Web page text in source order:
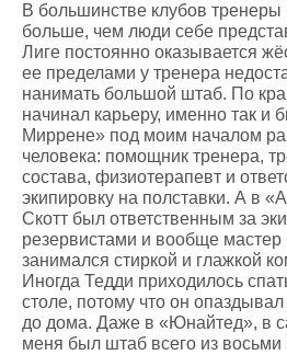
В большинстве клубов тренеры
больше, чем люди себе
Лиге постоянно оказывается
ее пределами у тренера
нанимать большой штаб. По
начинал карьеру, именно так и
Миррене» под моим началом
человека: помощник тренера,
состава, физиотерапевт и
экипировку на полставки. А в
Скотт был ответственным за
резервистами и вообще
занимался стиркой и глажкой
Иногда Тедди приходилось
столе, потому что он
до дома. Даже в «Юнайтед», в
меня был штаб всего из восьми